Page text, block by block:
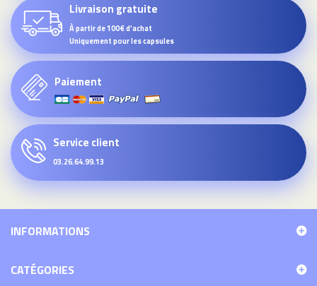
Livraison gratuite
À partir de 100€ d'achat
Uniquement pour les capsules
Paiement
Service client
03.26.64.99.13
INFORMATIONS
CATÉGORIES